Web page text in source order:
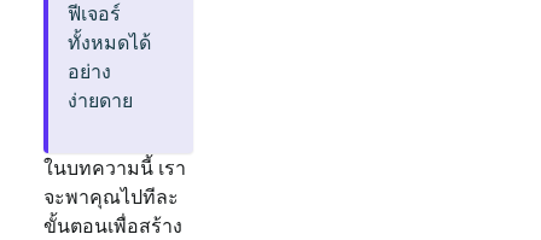
ฟีเจอร์
ทั้งหมดได้
อย่าง
ง่ายดาย
ในบทความนี้ เรา
จะพาคุณไปทีละ
ขั้นตอนเพื่อสร้าง